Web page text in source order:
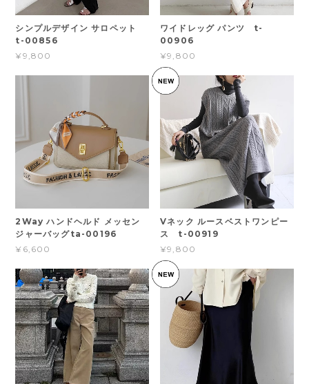
シンプルデザイン サロペット
t-00856
¥9,800
ワイドレッグ パンツ t-
00906
¥9,800
2Way ハンドヘルド メッセン
ジャーバッグta-00196
¥6,600
Vネック ルースベストワンピー
ス t-00919
¥9,800